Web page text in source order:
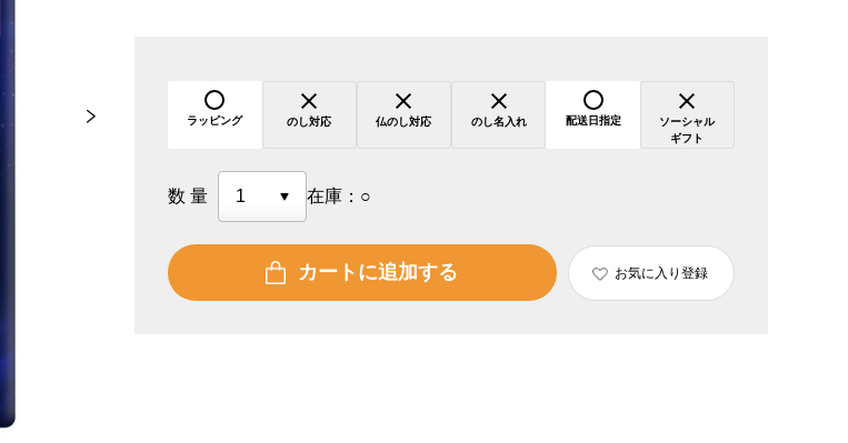
ラッピング のし対応 仏のし対応 のし名入れ 配送日指定
ソーシャル
ギフト
数量 在庫： ○
カートに追加する お気に入り登録